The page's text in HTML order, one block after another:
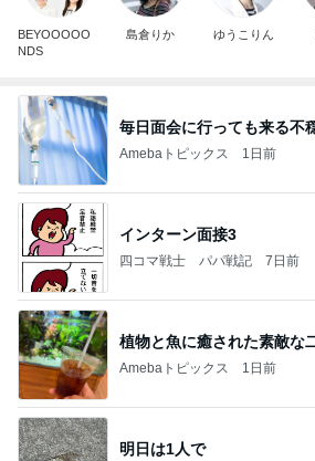
BEYOOOOO
NDS
島倉りか ゆうこりん
毎日面会に行っても来る不
Amebaトピックス 1日前
インターン面接3
四コマ戦士 パパ戦記 7日前
植物と魚に癒された素敵な
Amebaトピックス 1日前
明日は1人で